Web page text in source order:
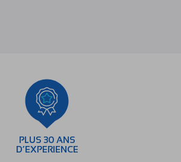
PLUS 30 ANS
D’EXPERIENCE